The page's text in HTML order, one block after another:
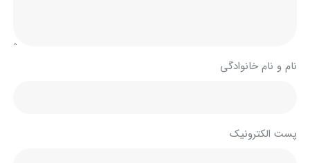
نام و نام خانوادگی
پست الکترونیک